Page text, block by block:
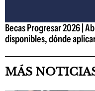
Becas Progresar 2026 |
disponibles, dónde
MÁS